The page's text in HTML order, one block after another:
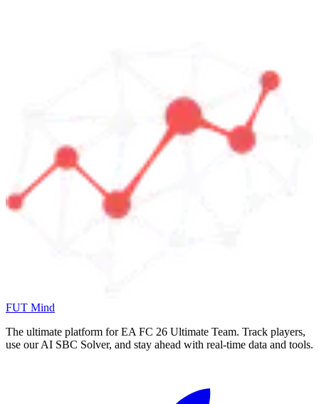
FUT Mind
The ultimate platform for EA FC 26 Ultimate Team. Track players,
use our AI SBC Solver, and stay ahead with real-time data and tools.